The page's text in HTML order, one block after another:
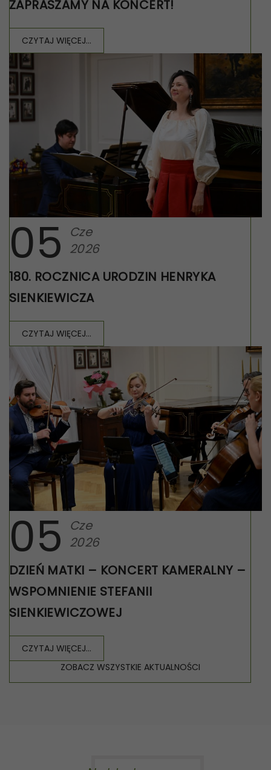
ZAPRASZAMY NA KONCERT!
CZYTAJ WIĘCEJ...
05
Cze
2026
180. ROCZNICA URODZIN HENRYKA
SIENKIEWICZA
CZYTAJ WIĘCEJ...
05
Cze
2026
DZIEŃ MATKI – KONCERT KAMERALNY –
WSPOMNIENIE STEFANII
SIENKIEWICZOWEJ
CZYTAJ WIĘCEJ...
ZOBACZ WSZYSTKIE AKTUALNOŚCI